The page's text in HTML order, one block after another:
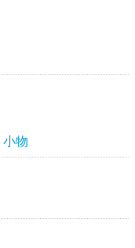
小物